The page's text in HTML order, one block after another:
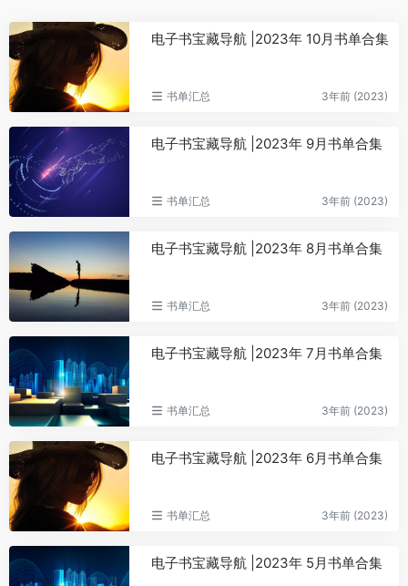
电子书宝藏导航 |2023年 10月书单合集
书单汇总 3年前 (2023)
电子书宝藏导航 |2023年 9月书单合集
书单汇总 3年前 (2023)
电子书宝藏导航 |2023年 8月书单合集
书单汇总 3年前 (2023)
电子书宝藏导航 |2023年 7月书单合集
书单汇总 3年前 (2023)
电子书宝藏导航 |2023年 6月书单合集
书单汇总 3年前 (2023)
电子书宝藏导航 |2023年 5月书单合集